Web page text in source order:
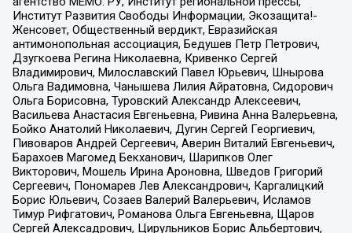
Институт Развития Свободы Информации, Экозащита!-
Женсовет, Общественный вердикт, Евразийская
антимонопольная ассоциация, Бедушев Петр Петрович,
Дзугкоева Регина Николаевна, Кривенко Сергей
Владимирович, Милославский Павел Юрьевич, Шнырова
Ольга Вадимовна, Чанышева Лилия Айратовна, Сидорович
Ольга Борисовна, Туровский Александр Алексеевич,
Васильева Анастасия Евгеньевна, Ривина Анна Валерьевна,
Бойко Анатолий Николаевич, Дугин Сергей Георгиевич,
Пивоваров Андрей Сергеевич, Аверин Виталий Евгеньевич,
Барахоев Магомед Бекханович, Шарипков Олег
Викторович, Мошель Ирина Ароновна, Шведов Григорий
Сергеевич, Пономарев Лев Александрович, Каргалицкий
Борис Юльевич, Созаев Валерий Валерьевич, Исламов
Тимур Рифгатович, Романова Ольга Евгеньевна, Щаров
Сергей Алексадрович, Цирульников Борис Альбертович,